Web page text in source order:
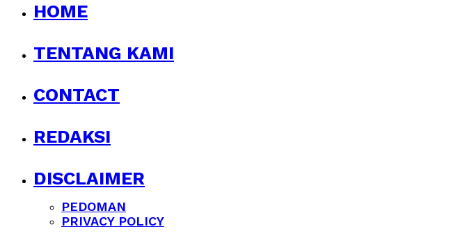
HOME
TENTANG KAMI
CONTACT
REDAKSI
DISCLAIMER
PEDOMAN
PRIVACY POLICY